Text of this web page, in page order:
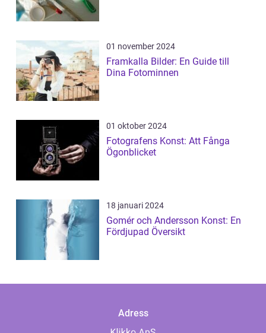
01 november 2024
Framkalla Bilder: En Guide till
Dina Fotominnen
01 oktober 2024
Fotografens Konst: Att Fånga
Ögonblicket
18 januari 2024
Gomér och Andersson Konst: En
Fördjupad Översikt
Adress